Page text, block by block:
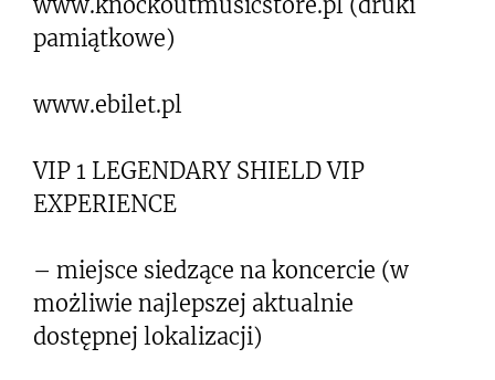
pamiątkowe)
www.ebilet.pl
VIP 1 LEGENDARY SHIELD VIP
EXPERIENCE
– miejsce siedzące na koncercie (w
możliwie najlepszej aktualnie
dostępnej lokalizacji)